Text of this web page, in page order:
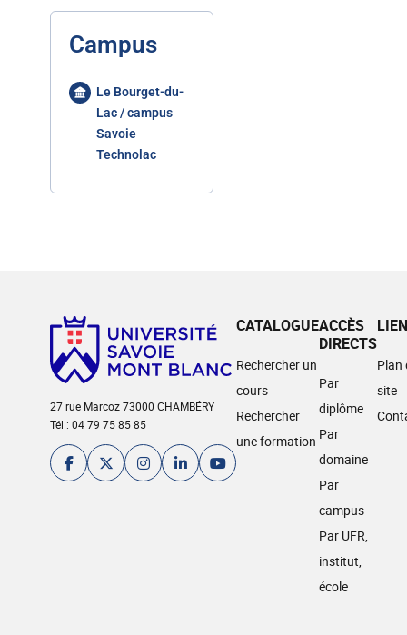
Campus
Le Bourget-du-
Lac / campus
Savoie
Technolac
27 rue Marcoz 73000 CHAMBÉRY
Tél : 04 79 75 85 85
CATALOGUE
Rechercher un
cours
Rechercher
une formation
ACCÈS
DIRECTS
Par
diplôme
Par
domaine
Par
campus
Par UFR,
institut,
école
Plan
site